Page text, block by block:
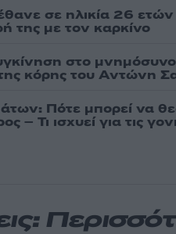
σε ηλικία 26
της με τον καρκίνο
στο
κόρης του Αντώνη
Πότε μπορεί να
– Τι ισχυεί για τις